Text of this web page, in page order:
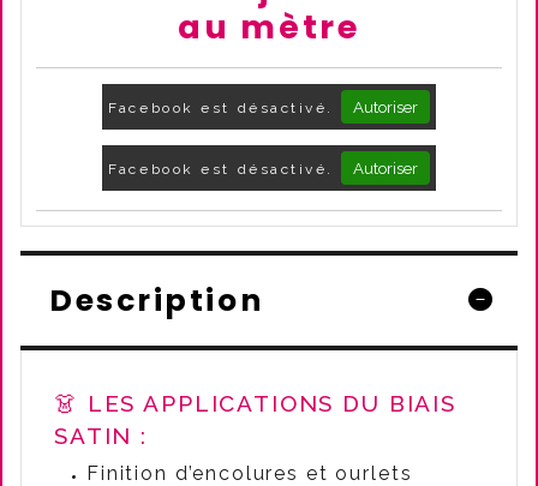
au mètre
Facebook est désactivé. Autoriser
Facebook est désactivé. Autoriser
Description
👗 LES APPLICATIONS DU BIAIS
SATIN :
Finition d’encolures et ourlets